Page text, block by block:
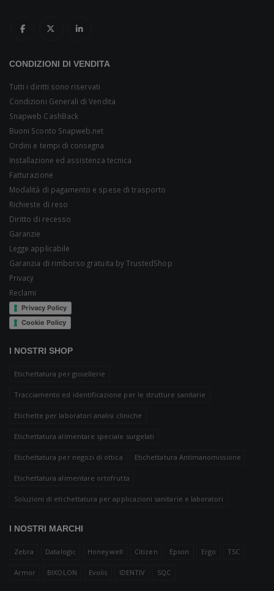
CONDIZIONI DI VENDITA
Tutti i diritti sono riservati
Condizioni Generali di Vendita
Snapweb CashBack
Buoni Sconto Snapweb.net
Ordini e tempi di consegna
Installazione ed assistenza tecnica
Fatturazione
Modalità di pagamento e spese di trasporto
Richieste di reso
Diritto di recesso
Garanzie
Legge applicabile
Garanzia di rimborso gratuita by TrustedShop
Privacy
Reclami
Privacy Policy
Cookie Policy
I NOSTRI SHOP
Etichettatura per gioiellerie
Tracciamento ed identificazione per le strutture sanitarie
Etichette per laboratori analisi cliniche
Etichettatura alimentare speciale surgelati
Etichettatura per negozi di ottica Etichettatura Antimanomissione
Etichettatura alimentare ortofrutta
Soluzioni di etichettatura per applicazioni sanitarie e laboratori
I NOSTRI MARCHI
Zebra Datalogic Honeywell Citizen Epson Ergo TSC
Armor BIXOLON Evolis IDENTIV SQC